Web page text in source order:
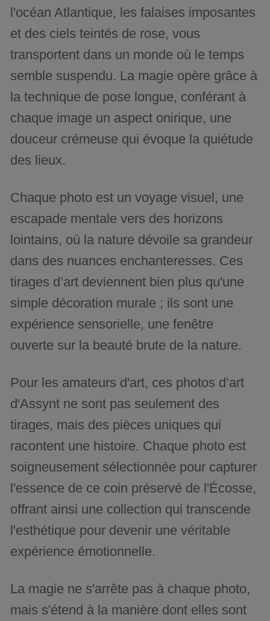
l'océan Atlantique, les falaises imposantes
et des ciels teintés de rose, vous
transportent dans un monde où le temps
semble suspendu. La magie opère grâce à
la technique de pose longue, conférant à
chaque image un aspect onirique, une
douceur crémeuse qui évoque la quiétude
des lieux.
Chaque photo est un voyage visuel, une
escapade mentale vers des horizons
lointains, où la nature dévoile sa grandeur
dans des nuances enchanteresses. Ces
tirages d’art deviennent bien plus qu'une
simple décoration murale ; ils sont une
expérience sensorielle, une fenêtre
ouverte sur la beauté brute de la nature.
Pour les amateurs d'art, ces photos d’art
d'Assynt ne sont pas seulement des
tirages, mais des pièces uniques qui
racontent une histoire. Chaque photo est
soigneusement sélectionnée pour capturer
l'essence de ce coin préservé de l'Écosse,
offrant ainsi une collection qui transcende
l'esthétique pour devenir une véritable
expérience émotionnelle.
La magie ne s'arrête pas à chaque photo,
mais s'étend à la manière dont elles sont